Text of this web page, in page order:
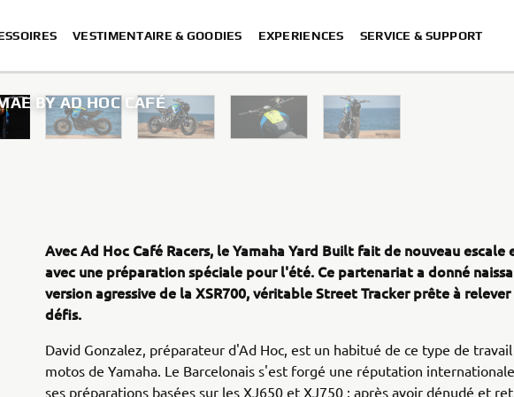
VESTIMENTAIRE & GOODIES EXPERIENCES SERVICE & SUPPORT
BY AD HOC CAFÉ
XSR700 “Disruptive”
XSR700 "Alan" by
Avec Ad Hoc Café Racers, le Yamaha Yard Built fait de nouveau escale
avec une préparation spéciale pour l'été. Ce partenariat a donné
version agressive de la XSR700, véritable Street Tracker prête à
défis.
David Gonzalez, préparateur d'Ad Hoc, est un habitué de ce type de
motos de Yamaha. Le Barcelonais s'est forgé une réputation
ses préparations basées sur les XJ650 et XJ750 : après avoir dénudé et